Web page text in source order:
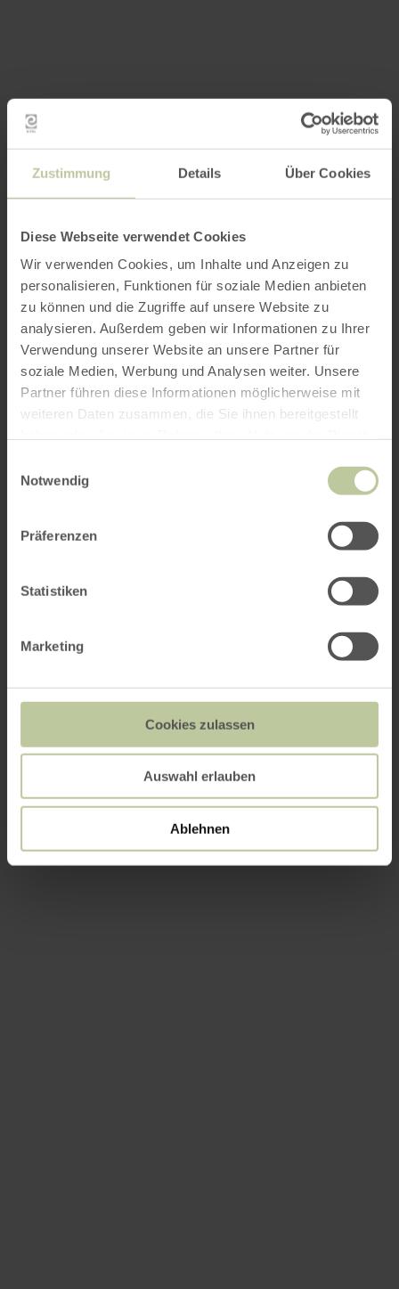
Zustimmung Details Über Cookies
Diese Webseite verwendet Cookies
Wir verwenden Cookies, um Inhalte und Anzeigen zu
personalisieren, Funktionen für soziale Medien anbieten
zu können und die Zugriffe auf unsere Website zu
analysieren. Außerdem geben wir Informationen zu Ihrer
Verwendung unserer Website an unsere Partner für
soziale Medien, Werbung und Analysen weiter. Unsere
Partner führen diese Informationen möglicherweise mit
weiteren Daten zusammen, die Sie ihnen bereitgestellt
Notwendig
Präferenzen
Statistiken
Marketing
Cookies zulassen
Auswahl erlauben
Ablehnen